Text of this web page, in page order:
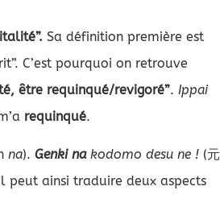
volume.
Sa définition première est
C’est pourquoi on retrouve
être requinqué/revigoré”. Ippai
requinqué.
na). Genki nakodomo desu ne ! (元
peut ainsi traduire deux aspects